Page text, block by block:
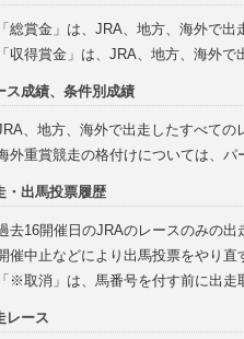
「総賞金」は、JRA、地方、海外で
「収得賞金」は、JRA、地方、海外
ス成績、条件別成績
、地方、海外で出走したすべての
外重賞競走の格付けについては、
・出馬投票履歴
去16開催日のJRAのレースのみの出
催中止などにより出馬投票をやり直
「※取消」は、馬番号を付す前に出走
レース